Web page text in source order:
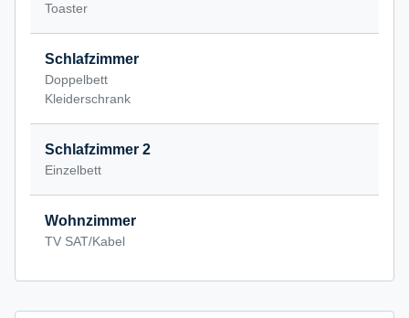
Toaster
Schlafzimmer
Doppelbett
Kleiderschrank
Schlafzimmer 2
Einzelbett
Wohnzimmer
TV SAT/Kabel